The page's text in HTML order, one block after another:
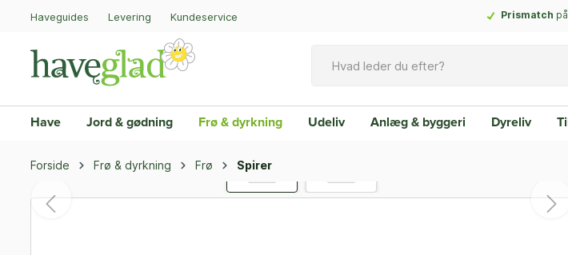
Haveguides Levering Kundeservice Prismatch
Have Jord & gødning Frø & dyrkning Udeliv Anlæg & byggeri Dyreliv
Forside Frø & dyrkning Frø Spirer